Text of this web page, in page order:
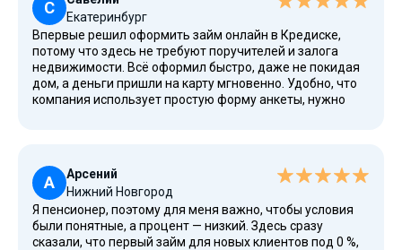
С
Екатеринбург
Впервые решил оформить займ онлайн в Кредиске,
потому что здесь не требуют поручителей и залога
недвижимости. Всё оформил быстро, даже не покидая
дом, а деньги пришли на карту мгновенно. Удобно, что
компания использует простую форму анкеты, нужно
калькулятор, можно заранее прикинуть, сколько
заплатишь за весь срок. Рекомендую тем, кто ценит
время и просто хочет получить средства без лишних
походов в офис.
А
Арсений
Нижний Новгород
Я пенсионер, поэтому для меня важно, чтобы условия
были понятные, а процент — низкий. Здесь сразу
сказали, что первый займ для новых клиентов под 0 %,